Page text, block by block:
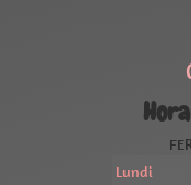
Lundi